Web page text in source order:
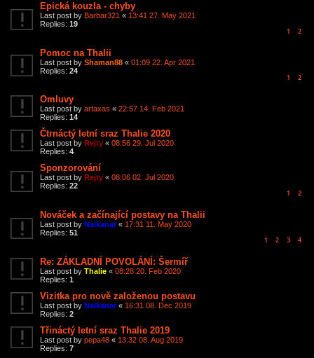
Epická kouzla - chyby
Last post by Barbar321 « 13:41 27. May 2021
Replies: 19
1 2
Pomoc na Thalii
Last post by Shaman88 « 01:09 22. Apr 2021
Replies: 24
1 2
Omluvy
Last post by artaxas « 22:57 14. Feb 2021
Replies: 14
Čtrnáctý letní sraz Thalie 2020
Last post by Rejty « 08:56 29. Jul 2020
Replies: 4
Sponzorování
Last post by Rejty « 08:06 02. Jul 2020
Replies: 22
1 2
Nováček a začínající postavy na Thalii
Last post by Nalkanar« 17:31 11. May 2020
Replies: 51
1 2 3 4
Re: ZÁKLADNÍ POVOLÁNÍ: Šermíř
Last post by Thalie « 08:28 20. Feb 2020
Replies: 1
Vizitka pro nově založenou postavu
Last post by Nalkanar« 16:31 08. Dec 2019
Replies: 2
Třináctý letní sraz Thalie 2019
Last post by pepa48 « 13:32 08. Aug 2019
Replies: 7